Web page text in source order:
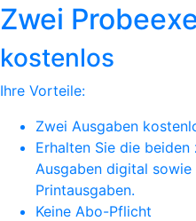
Zwei
kostenlos
Ihre Vorteile:
Zwei Ausgaben
Erhalten Sie die
Ausgaben digital
Printausgaben.
Keine Abo-Pflicht